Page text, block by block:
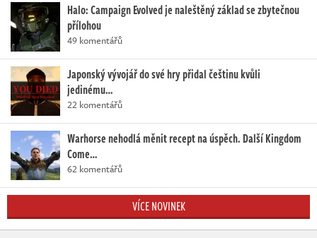
Halo: Campaign Evolved je naleštěný základ se zbytečnou
přílohou
49 komentářů
Japonský vývojář do své hry přidal češtinu kvůli
jedinému…
22 komentářů
Warhorse nehodlá měnit recept na úspěch. Další Kingdom
Come…
62 komentářů
VÍCE NOVINEK